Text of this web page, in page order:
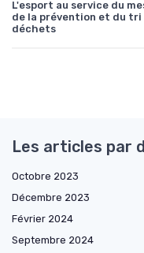
L'esport au service du
de la prévention et du tri
déchets
Les articles par
Octobre 2023
Décembre 2023
Février 2024
Septembre 2024